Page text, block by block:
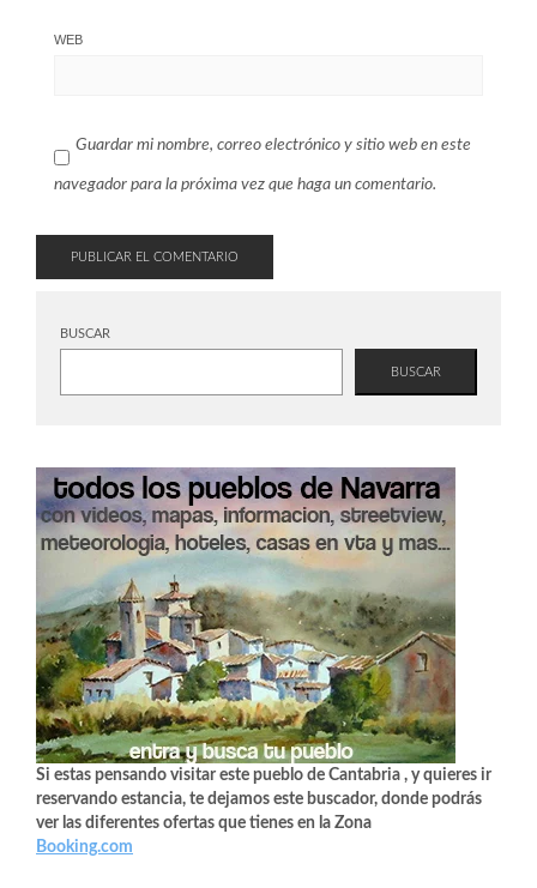
WEB
Guardar mi nombre, correo electrónico y sitio web en este
navegador para la próxima vez que haga un comentario.
BUSCAR
BUSCAR
Si estas pensando visitar este pueblo de Cantabria , y quieres ir
reservando estancia, te dejamos este buscador, donde podrás
ver las diferentes ofertas que tienes en la Zona
Booking.com